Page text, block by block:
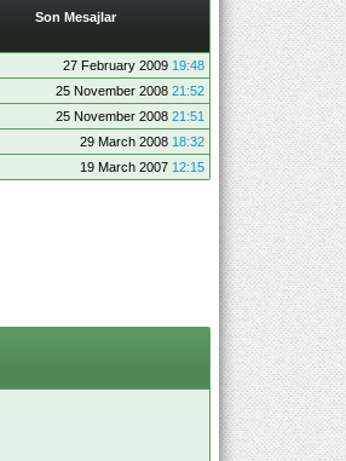
Son Mesajlar
27 February 2009 19:48
25 November 2008 21:52
25 November 2008 21:51
29 March 2008 18:32
19 March 2007 12:15